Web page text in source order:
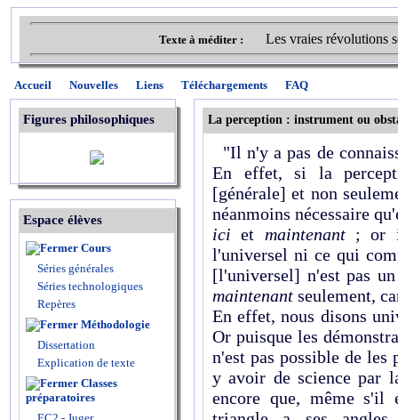
Texte à méditer : Les vraies révolutions
Accueil Nouvelles Liens Téléchargements FAQ
Figures philosophiques
Espace élèves
Cours
Séries générales
Séries technologiques
Repères
Méthodologie
Dissertation
Explication de texte
Classes
préparatoires
La perception : instrument ou
"Il n'y a pas de
En effet, si la
[générale] et non
néanmoins nécessaire
iciet maintenant;
or
l'universel ni ce qui
[l'universel] n'est pas
maintenant seulement,
En effet, nous disons
Or puisque les
n'est pas possible de
y avoir de science par
encore que, même s'il